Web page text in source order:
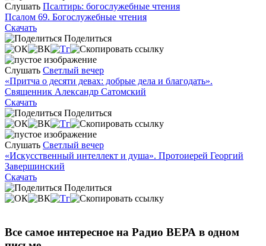
Слушать Псалтирь: богослужебные чтения
Псалом 69. Богослужебные чтения
Скачать
Поделиться
Слушать Светлый вечер
«Притча о десяти девах: добрые дела и благодать».
Священник Александр Сатомский
Скачать
Поделиться
Слушать Светлый вечер
«Искусственный интеллект и душа». Протоиерей Георгий
Завершинский
Скачать
Поделиться
Все самое интересное на Радио ВЕРА в одном